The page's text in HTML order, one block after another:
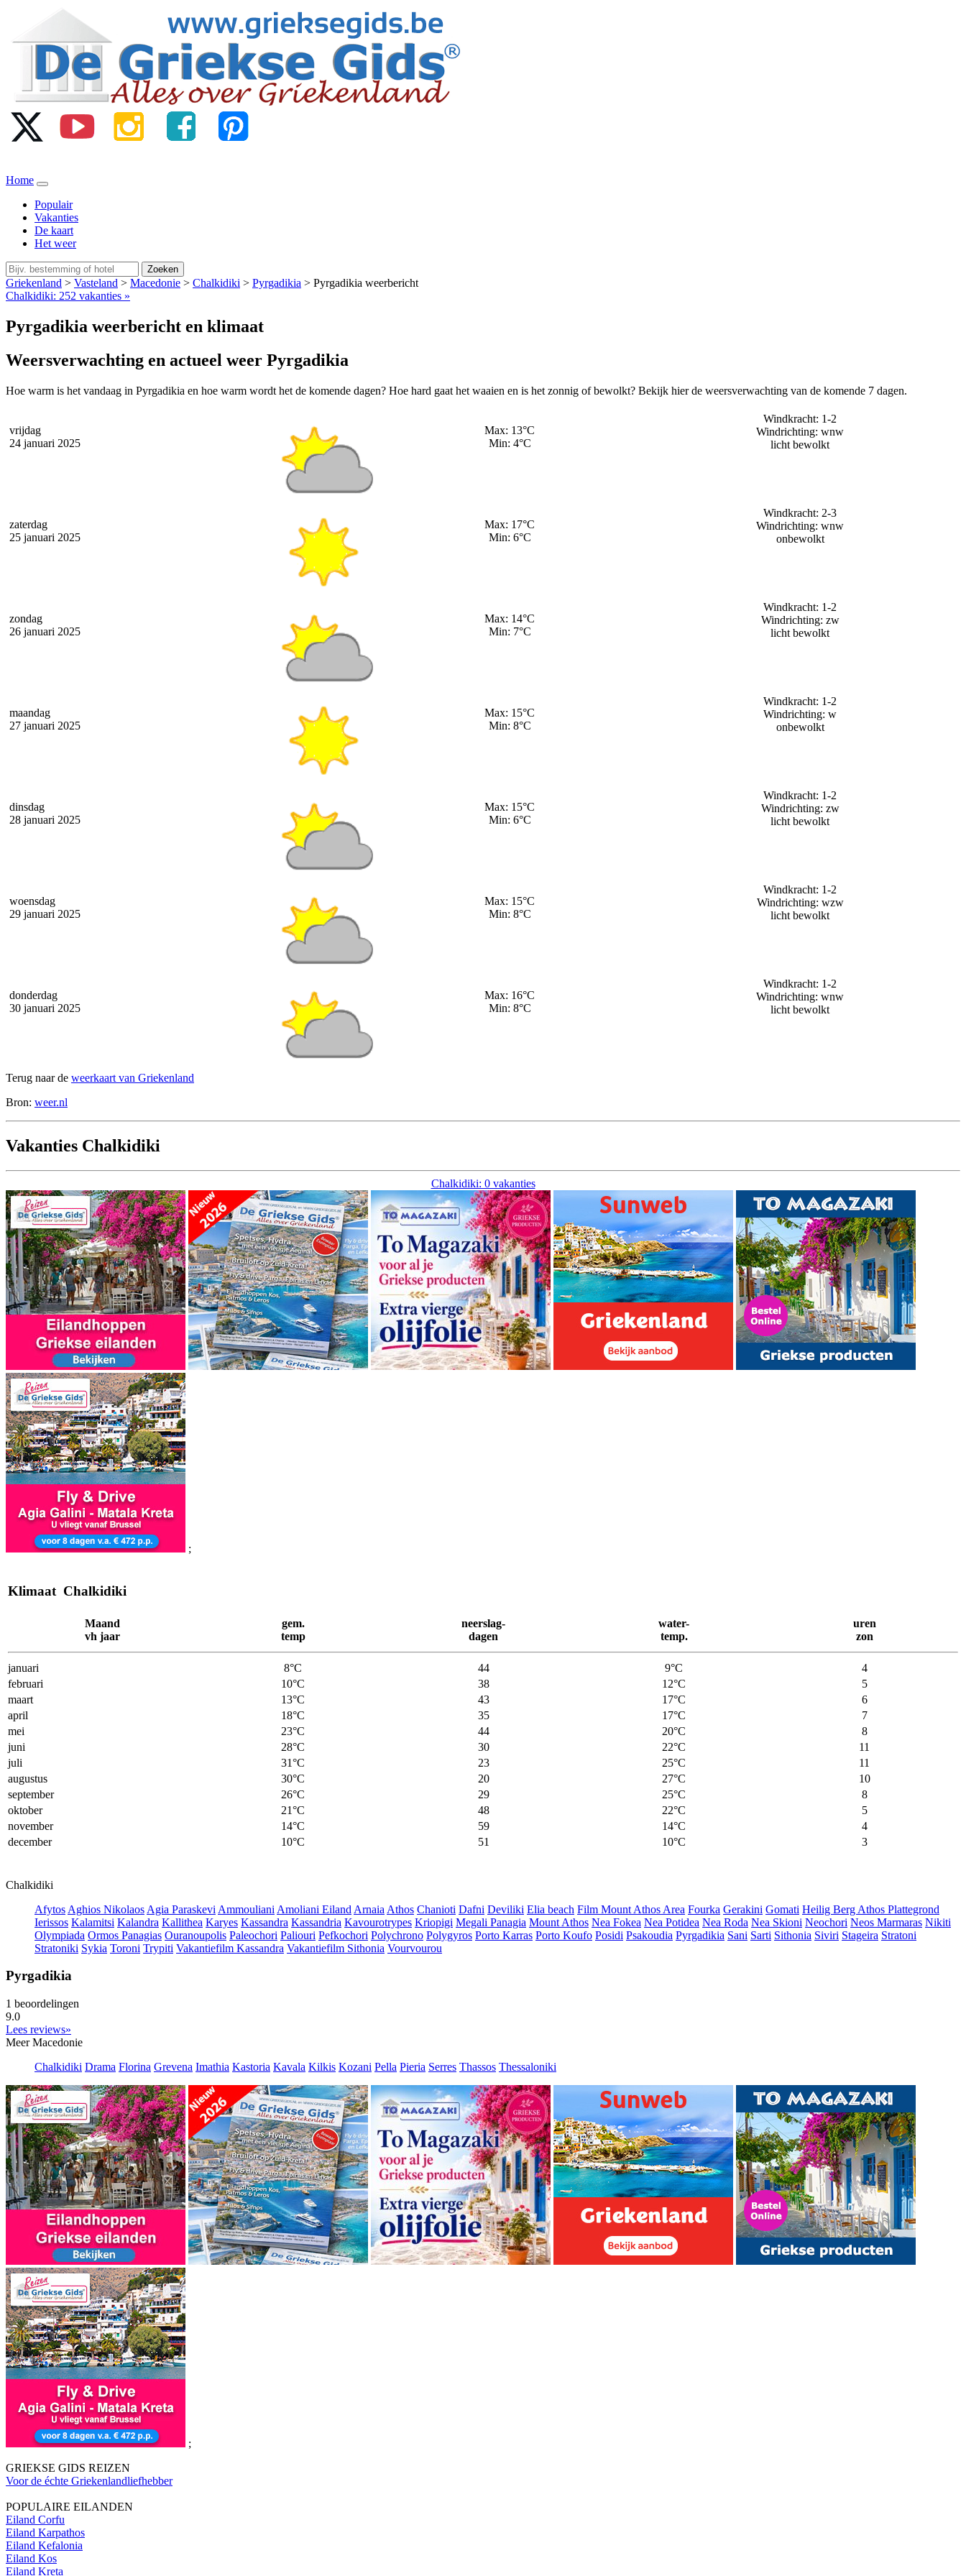
Home
Populair
Vakanties
De kaart
Het weer
Zoeken
Griekenland > Vasteland > Macedonie > Chalkidiki > Pyrgadikia > Pyrgadikia weerbericht
Chalkidiki: 252 vakanties »
Pyrgadikia weerbericht en klimaat
Weersverwachting en actueel weer Pyrgadikia
Hoe warm is het vandaag in Pyrgadikia en hoe warm wordt het de komende dagen? Hoe hard gaat het waaien en is het zonnig of bewolkt? Bekijk hier de weersverwachting van de komende 7 dagen.
vrijdag
24 januari 2025
Max: 13°C
Min: 4°C
Windkracht: 1-2
Windrichting: wnw
licht bewolkt
zaterdag
25 januari 2025
Max: 17°C
Min: 6°C
Windkracht: 2-3
Windrichting: wnw
onbewolkt
zondag
26 januari 2025
Max: 14°C
Min: 7°C
Windkracht: 1-2
Windrichting: zw
licht bewolkt
maandag
27 januari 2025
Max: 15°C
Min: 8°C
Windkracht: 1-2
Windrichting: w
onbewolkt
dinsdag
28 januari 2025
Max: 15°C
Min: 6°C
Windkracht: 1-2
Windrichting: zw
licht bewolkt
woensdag
29 januari 2025
Max: 15°C
Min: 8°C
Windkracht: 1-2
Windrichting: wzw
licht bewolkt
donderdag
30 januari 2025
Max: 16°C
Min: 8°C
Windkracht: 1-2
Windrichting: wnw
licht bewolkt
Terug naar de weerkaart van Griekenland
Bron: weer.nl
Vakanties Chalkidiki
Chalkidiki: 0 vakanties
;
Klimaat Chalkidiki
Maand
vh jaar
gem.
temp
neerslag-
dagen
water-
temp.
uren
zon
januari 8°C 44 9°C
4
februari
10°C 38 12°C
5
maart
13°C 43 17°C
6
april
18°C 35 17°C
7
mei
23°C 44 20°C
8
juni
28°C 30 22°C
11
juli
31°C 23 25°C
11
augustus
30°C 20 27°C
10
september
26°C 29 25°C
8
oktober
21°C 48 22°C
5
november
14°C 59 14°C
4
december
10°C 51 10°C 3
Chalkidiki
Afytos Aghios Nikolaos Agia Paraskevi Ammouliani Amoliani Eiland Arnaia Athos Chanioti Dafni Deviliki Elia beach Film Mount Athos Area Fourka Gerakini Gomati Heilig Berg Athos Plattegrond
Ierissos Kalamitsi Kalandra Kallithea Karyes Kassandra Kassandria Kavourotrypes Kriopigi Megali Panagia Mount Athos Nea Fokea Nea Potidea Nea Roda Nea Skioni Neochori Neos Marmaras Nikiti
Olympiada Ormos Panagias Ouranoupolis Paleochori Paliouri Pefkochori Polychrono Polygyros Porto Karras Porto Koufo Posidi Psakoudia Pyrgadikia Sani Sarti Sithonia Siviri Stageira Stratoni
Stratoniki Sykia Toroni Trypiti Vakantiefilm Kassandra Vakantiefilm Sithonia Vourvourou
Pyrgadikia
1 beoordelingen
9.0
Lees reviews»
Meer Macedonie
Chalkidiki Drama Florina Grevena Imathia Kastoria Kavala Kilkis Kozani Pella Pieria Serres Thassos Thessaloniki
;
GRIEKSE GIDS REIZEN
Voor de échte Griekenlandliefhebber
POPULAIRE EILANDEN
Eiland Corfu
Eiland Karpathos
Eiland Kefalonia
Eiland Kos
Eiland Kreta